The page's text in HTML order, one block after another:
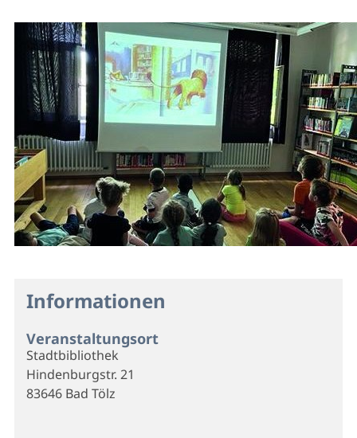
Informationen
Veranstaltungsort
Stadtbibliothek
Hindenburgstr. 21
83646 Bad Tölz